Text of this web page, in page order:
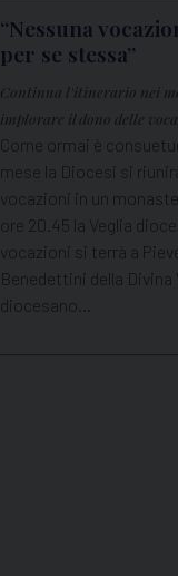
“Nessuna
per se stessa”
Continua l'itinerario nei
implorare il dono delle
Come ormai è
mese la Diocesi si
vocazioni in un
ore 20.45 la Veglia
vocazioni si terrà a
Benedettini della
diocesano…